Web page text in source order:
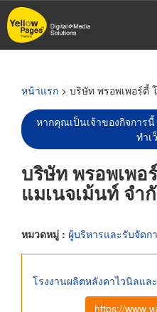
ข้าม
ไป
หน้าแรก > บริษัท พรอพเพอร์ตี้
หากคุณเป็นเจ้าของกิจการ
ทำเ
บริษัท พรอพเพอ
แมเนจเม้นท์ จำ
หมวดหมู่ : ผู้บริหารและรับจัดก
โรงงานผลิตหลังคาไวนิลแล
https://www.